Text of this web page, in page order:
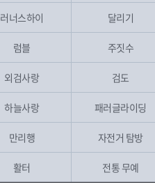
러너스하이 달리기
럼블 주짓수
외검사랑 검도
하늘사랑 패러글라이딩
만리행 자전거 탐방
활터 전통 무예